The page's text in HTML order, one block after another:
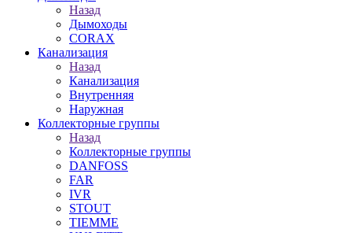
Назад
Дымоходы
CORAX
Канализация
Назад
Канализация
Внутренняя
Наружная
Коллекторные группы
Назад
Коллекторные группы
DANFOSS
FAR
IVR
STOUT
TIEMME